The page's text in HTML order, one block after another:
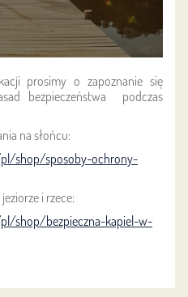
prosimy o zapoznanie się
bezpieczeństwa podczas
na słońcu:
shop/sposoby-ochrony-
i rzece:
shop/bezpieczna-kapiel-w-